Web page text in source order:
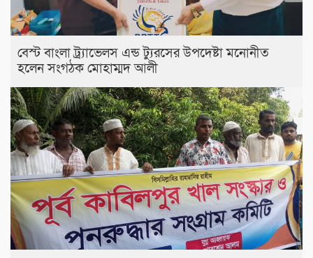
বেস্ট বাংলা ট্র্যাভেলস এন্ড ট্যুরসের উপদেষ্টা মনোনীত
হলেন সংগঠক মোহাম্মদ আলী